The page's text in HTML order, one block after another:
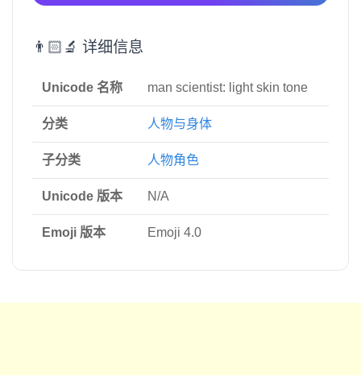
👨🏻‍🔬 详细信息
Unicode 名称 man scientist: light skin tone
分类 人物与身体
子分类 人物角色
Unicode 版本 N/A
Emoji 版本 Emoji 4.0